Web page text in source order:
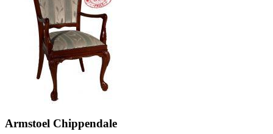
Armstoel Chippendale